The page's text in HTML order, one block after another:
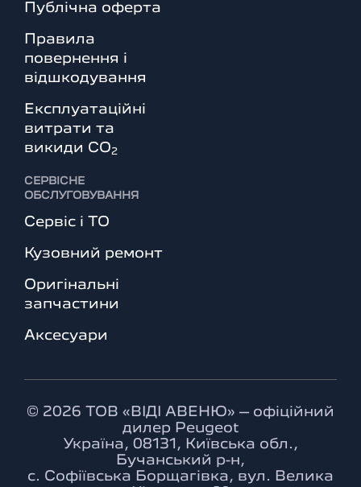
Публічна оферта
Правила
повернення і
відшкодування
Експлуатаційні
витрати та
викиди СО2
СЕРВІСНЕ
ОБСЛУГОВУВАННЯ
Сервіс і ТО
Кузовний ремонт
Оригінальні
запчастини
Аксесуари
© 2026 ТОВ «ВІДІ АВЕНЮ» – офіційний
дилер Peugeot
Україна, 08131, Київська обл.,
Бучанський р-н,
с. Софіївська Борщагівка, вул. Велика